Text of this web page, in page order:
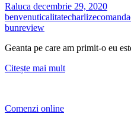
protectie
termica
Raluca decembrie 29, 2020
benvenuticalitatecharlizecomanda
bunreview
Geanta pe care am primit-o eu
Citește mai multComanda
Comenzi online